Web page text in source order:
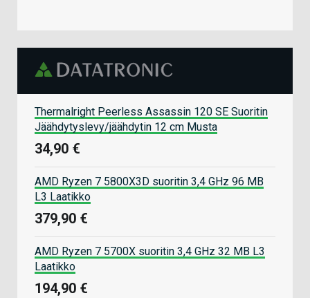
Thermalright Peerless Assassin 120 SE Suoritin
Jäähdytyslevy/jäähdytin 12 cm Musta
34,90 €
AMD Ryzen 7 5800X3D suoritin 3,4 GHz 96 MB
L3 Laatikko
379,90 €
AMD Ryzen 7 5700X suoritin 3,4 GHz 32 MB L3
Laatikko
194,90 €